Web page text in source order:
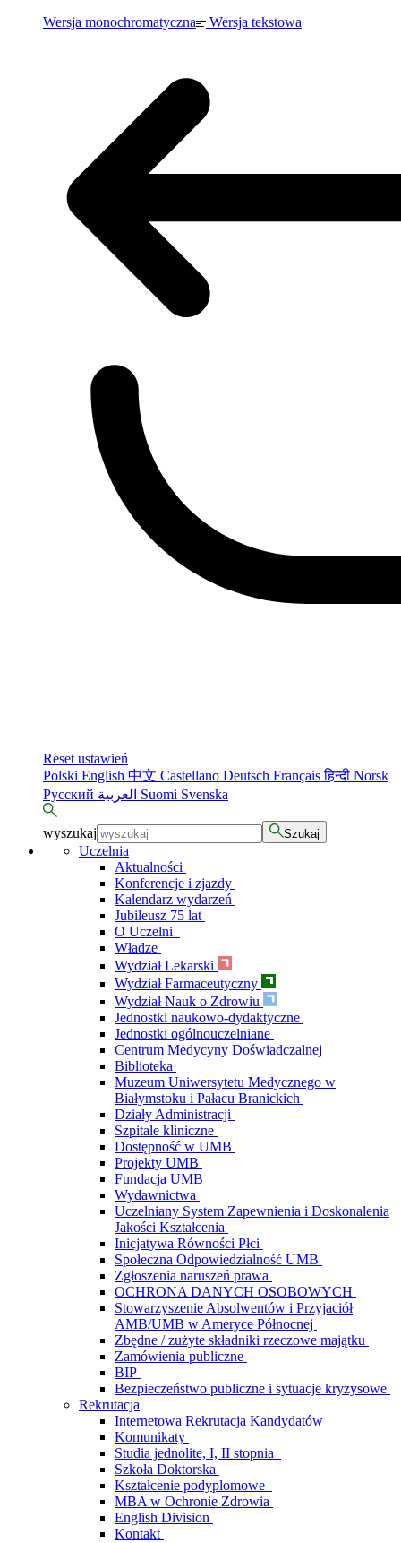
Wersja monochromatyczna Wersja tekstowa
Reset ustawień
Polski English 中文 Castellano Deutsch Françaisहिन्दी Norsk
Русский
Suomi Svenska
wyszukaj Szukaj
Uczelnia
Aktualności
Konferencje i zjazdy
Kalendarz wydarzeń
Jubileusz 75 lat
O Uczelni
Władze
Wydział Lekarski
Wydział Farmaceutyczny
Wydział Nauk o Zdrowiu
Jednostki naukowo-dydaktyczne
Jednostki ogólnouczelniane
Centrum Medycyny Doświadczalnej
Biblioteka
Muzeum Uniwersytetu Medycznego w
Białymstoku i Pałacu Branickich
Działy Administracji
Szpitale kliniczne
Dostępność w UMB
Projekty UMB
Fundacja UMB
Wydawnictwa
Uczelniany System Zapewnienia i Doskonalenia
Jakości Kształcenia
Inicjatywa Równości Płci
Społeczna Odpowiedzialność UMB
Zgłoszenia naruszeń prawa
OCHRONA DANYCH OSOBOWYCH
Stowarzyszenie Absolwentów i Przyjaciół
AMB/UMB w Ameryce Północnej
Zbędne / zużyte składniki rzeczowe majątku
Zamówienia publiczne
BIP
Bezpieczeństwo publiczne i sytuacje kryzysowe
Rekrutacja
Internetowa Rekrutacja Kandydatów
Komunikaty
Studia jednolite, I, II stopnia
Szkoła Doktorska
Kształcenie podyplomowe
MBA w Ochronie Zdrowia
English Division
Kontakt